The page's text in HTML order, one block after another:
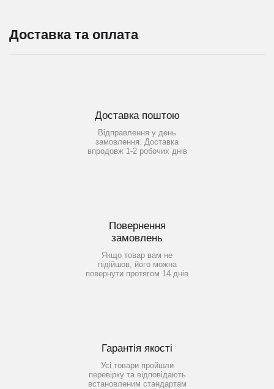
Доставка та оплата
Доставка поштою
Відправлення у день
замовлення. Доставка
впродовж 1-2 робочих днів
Повернення
замовлень
Якщо товар вам не
підійшов, його можна
повернути протягом 14 днів
Гарантія якості
Усі товари пройшли
перевірку та відповідають
встановленим стандартам